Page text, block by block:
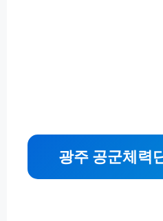
광주 공군체력